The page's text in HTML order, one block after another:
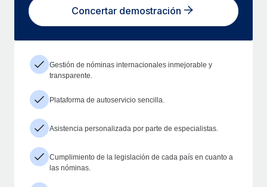
Concertar demostración
Gestión de nóminas internacionales inmejorable y
transparente.
Plataforma de autoservicio sencilla.
Asistencia personalizada por parte de especialistas.
Cumplimiento de la legislación de cada país en cuanto a
las nóminas.